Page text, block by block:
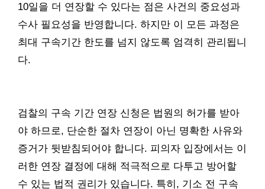
10일을 더 연장할 수 있다는 점은 사건의 중요성과
수사 필요성을 반영합니다. 하지만 이 모든 과정은
최대 구속기간 한도를 넘지 않도록 엄격히 관리됩니
다.
검찰의 구속 기간 연장 신청은 법원의 허가를 받아
야 하므로, 단순한 절차 연장이 아닌 명확한 사유와
증거가 뒷받침되어야 합니다. 피의자 입장에서는 이
러한 연장 결정에 대해 적극적으로 다투고 방어할
수 있는 법적 권리가 있습니다. 특히, 기소 전 구속